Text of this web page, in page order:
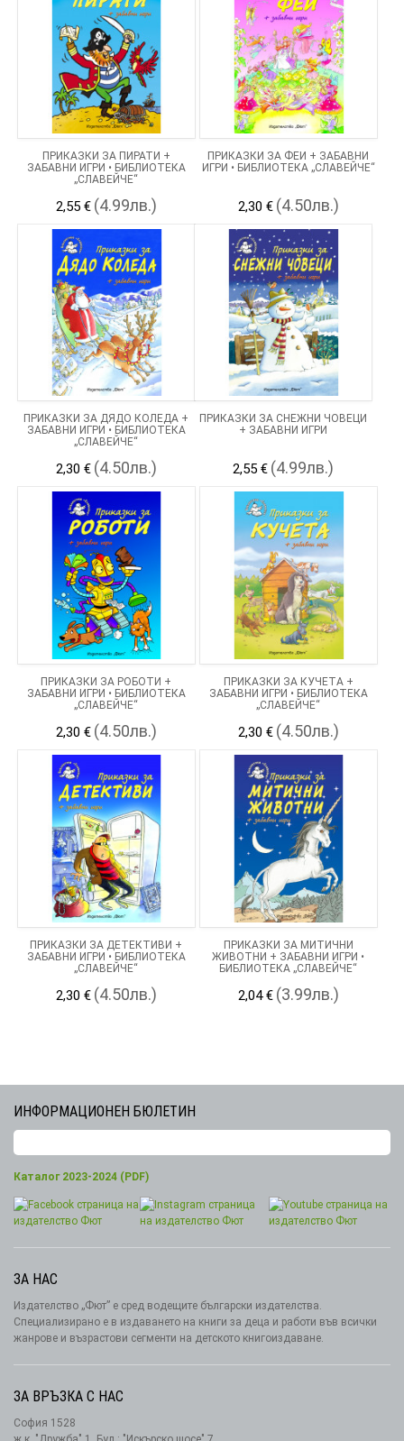
ПРИКАЗКИ ЗА ПИРАТИ +
ЗАБАВНИ ИГРИ • БИБЛИОТЕКА
„СЛАВЕЙЧЕ“
2,55 € (4.99лв.)
ПРИКАЗКИ ЗА ФЕИ + ЗАБАВНИ
ИГРИ • БИБЛИОТЕКА „СЛАВЕЙЧЕ“
2,30 € (4.50лв.)
ПРИКАЗКИ ЗА ДЯДО КОЛЕДА +
ЗАБАВНИ ИГРИ • БИБЛИОТЕКА
„СЛАВЕЙЧЕ“
2,30 € (4.50лв.)
ПРИКАЗКИ ЗА СНЕЖНИ ЧОВЕЦИ
+ ЗАБАВНИ ИГРИ
2,55 € (4.99лв.)
ПРИКАЗКИ ЗА РОБОТИ +
ЗАБАВНИ ИГРИ • БИБЛИОТЕКА
„СЛАВЕЙЧЕ“
2,30 € (4.50лв.)
ПРИКАЗКИ ЗА КУЧЕТА +
ЗАБАВНИ ИГРИ • БИБЛИОТЕКА
„СЛАВЕЙЧЕ“
2,30 € (4.50лв.)
ПРИКАЗКИ ЗА ДЕТЕКТИВИ +
ЗАБАВНИ ИГРИ • БИБЛИОТЕКА
„СЛАВЕЙЧЕ“
2,30 € (4.50лв.)
ПРИКАЗКИ ЗА МИТИЧНИ
ЖИВОТНИ + ЗАБАВНИ ИГРИ •
БИБЛИОТЕКА „СЛАВЕЙЧЕ“
2,04 € (3.99лв.)
ИНФОРМАЦИОНЕН БЮЛЕТИН
Каталог 2023-2024 (PDF)
ЗА НАС
Издателство „Фют” е сред водещите български издателства.
Специализирано е в издаването на книги за деца и работи във всички
жанрове и възрастови сегменти на детското книгоиздаване.
ЗА ВРЪЗКА С НАС
София 1528